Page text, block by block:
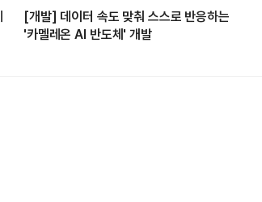
[개발] 데이터 속도 맞춰 스스로 반응하는
'카멜레온 AI 반도체' 개발